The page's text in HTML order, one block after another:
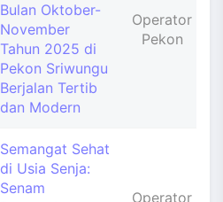
Bulan Oktober-
November
Tahun 2025 di
Pekon Sriwungu
Berjalan Tertib
dan Modern
Operator
Pekon
Semangat Sehat
di Usia Senja:
Senam
Operator